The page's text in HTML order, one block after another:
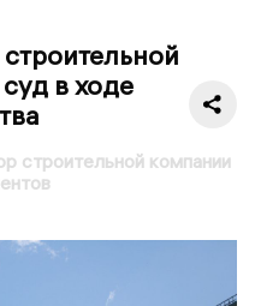
в ходе
строительной компании